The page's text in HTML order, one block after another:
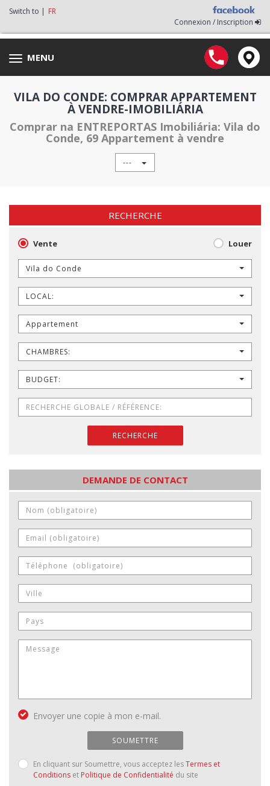
Switch to | FR
Connexion / Inscription
Toggle
navigation
MENU
VILA DO CONDE: COMPRAR APPARTEMENT
À VENDRE-IMOBILIÁRIA
Comprar na ENTREPORTAS Imobiliária: Vila do
Conde, 69 Appartement à vendre
---
RECHERCHE
Vente Louer
Vila do Conde
LOCAL:
Appartement
CHAMBRES:
BUDGET:
RECHERCHE
DEMANDE DE CONTACT
Envoyer une copie à mon e-mail.
SOUMETTRE
En cliquant sur Soumettre, vous acceptez lesTermes et
Conditions et Politique de Confidentialité du site